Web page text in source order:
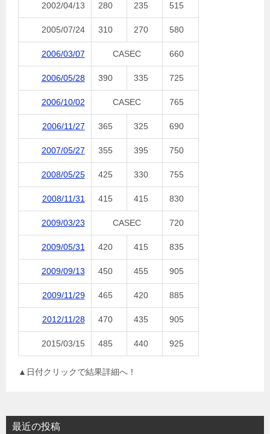
2002/04/13 280 235 515
2005/07/24 310 270 580
2006/03/07 CASEC 660
2006/05/28 390 335 725
2006/10/02 CASEC 765
2006/11/27 365 325 690
2007/05/27 355 395 750
2008/05/25 425 330 755
2008/11/31 415 415 830
2009/03/23 CASEC 720
2009/05/31 420 415 835
2009/09/13 450 455 905
2009/11/29 465 420 885
2012/11/28 470 435 905
2015/03/15 485 440 925
▲日付クリックで結果詳細へ！
最近の投稿